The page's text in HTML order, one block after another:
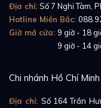
Địa chỉ: Số 7 Nghi Tàm,
Hotline Miền Bắc:
Giờ mở cửa: 9 giờ - 18
9 giờ - 14
Chi nhánh Hồ Chí Minh
Địa chỉ: Số 164 Trần